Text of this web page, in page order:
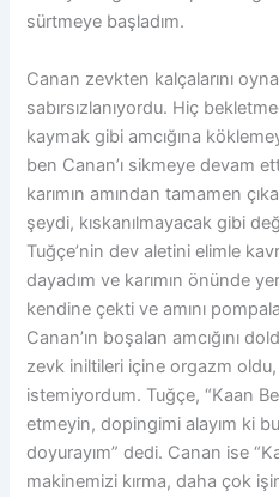
sürtmeye başladım.
Canan zevkten kalçalarını
sabırsızlanıyordu. Hiç
kaymak gibi amcığına
ben Canan’ı sikmeye devam
karımın amından tamamen
şeydi, kıskanılmayacak gibi
Tuğçe’nin dev aletini elimle
dayadım ve karımın önünde
kendine çekti ve amını
Canan’ın boşalan amcığını
zevk iniltileri içine orgazm
istemiyordum. Tuğçe, “Kaan
etmeyin, dopingimi alayım ki
doyurayım” dedi. Canan ise
makinemizi kırma, daha çok